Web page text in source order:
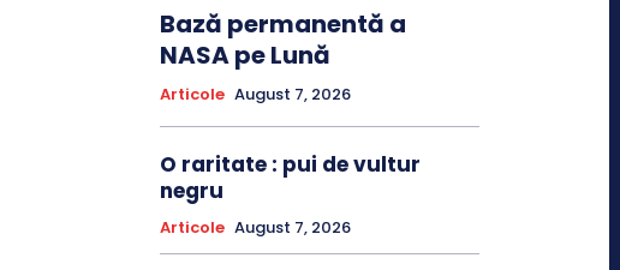
Bază permanentă a
NASA pe Lună
Articole August 7, 2026
O raritate : pui de vultur
negru
Articole August 7, 2026